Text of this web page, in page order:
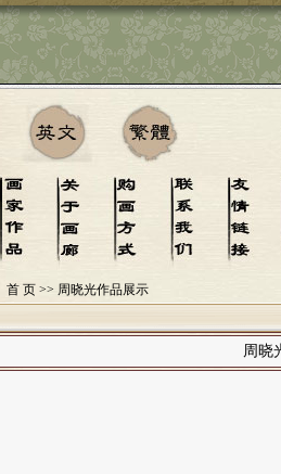
首 页>> 周晓光作品展示
周晓